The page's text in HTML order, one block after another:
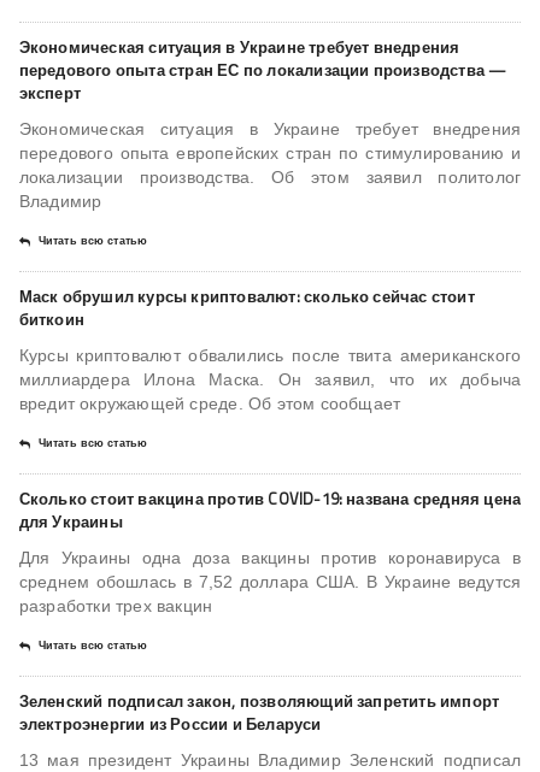
Экономическая ситуация в Украине требует внедрения
передового опыта стран ЕС по локализации производства —
эксперт
Экономическая ситуация в Украине требует внедрения
передового опыта европейских стран по стимулированию и
локализации производства. Об этом заявил политолог
Владимир
Читать всю статью
Маск обрушил курсы криптовалют: сколько сейчас стоит
биткоин
Курсы криптовалют обвалились после твита американского
миллиардера Илона Маска. Он заявил, что их добыча
вредит окружающей среде. Об этом сообщает
Читать всю статью
Сколько стоит вакцина против COVID-19: названа средняя цена
для Украины
Для Украины одна доза вакцины против коронавируса в
среднем обошлась в 7,52 доллара США. В Украине ведутся
разработки трех вакцин
Читать всю статью
Зеленский подписал закон, позволяющий запретить импорт
электроэнергии из России и Беларуси
13 мая президент Украины Владимир Зеленский подписал